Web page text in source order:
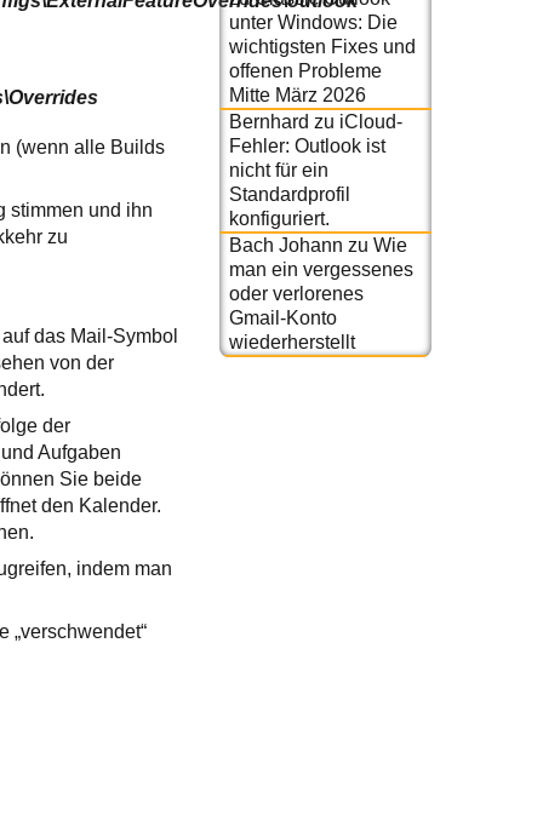
(wenn alle Builds
stimmen und ihn
zu
das Mail-Symbol
von der
der
Aufgaben
Sie beide
den Kalender.
indem man
„verschwendet“
unter Windows: Die
wichtigsten Fixes und
offenen Probleme
Mitte März 2026
Bernhard zu iCloud-
Fehler: Outlook ist
nicht für ein
Standardprofil
konfiguriert.
Bach Johann zu Wie
man ein vergessenes
oder verlorenes
Gmail-Konto
wiederherstellt